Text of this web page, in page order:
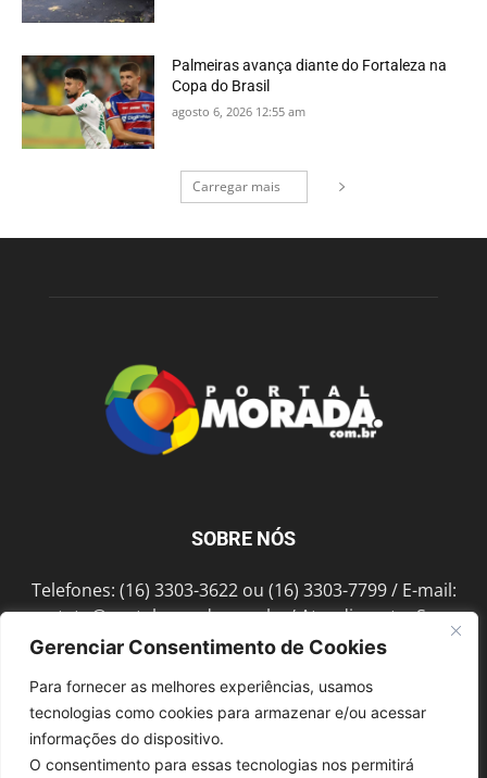
Gerenciar Consentimento de Cookies
Para fornecer as melhores experiências, usamos
tecnologias como cookies para armazenar e/ou acessar
informações do dispositivo.
O consentimento para essas tecnologias nos permitirá
Palmeiras avança diante do Fortaleza na
Copa do Brasil
agosto 6, 2026 12:55 am
Carregar mais
SOBRE NÓS
Telefones: (16) 3303-3622 ou (16) 3303-7799 / E-mail:
contato@portalmorada.com.br/ Atendimento: Seg a
Sex das 8h às 18h / Endereço: Av. Bento de Abreu, 889
SIGA-NOS